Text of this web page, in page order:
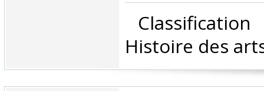
Histoire des